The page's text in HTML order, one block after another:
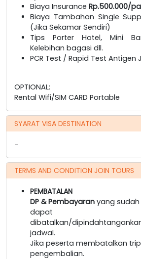
Biaya Insurance Rp.500.000/
Biaya Tambahan Single Supp
(Jika Sekamar Sendiri)
Tips Porter Hotel, Mini
Kelebihan bagasi dll.
PCR Test / Rapid Test Antigen
OPTIONAL:
Rental Wifi/SIM CARD Portable
SYARAT VISA DESTINATION
-
TERMS AND CONDITION JOIN TOURS
PEMBATALAN
DP & Pembayaran yang
dapat
dibatalkan/
jadwal.
Jika peserta membatalkan
pengembalian.